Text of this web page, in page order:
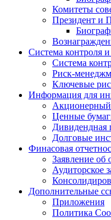
Комитеты
Президент и
Система контроля
Система
Риск-
Ключевые
Информация для
Акционерный
Ценные
Дивидендная
Долговые
Финасовая
Заявление об
Аудиторское
Дополнительные
Приложения
Политика